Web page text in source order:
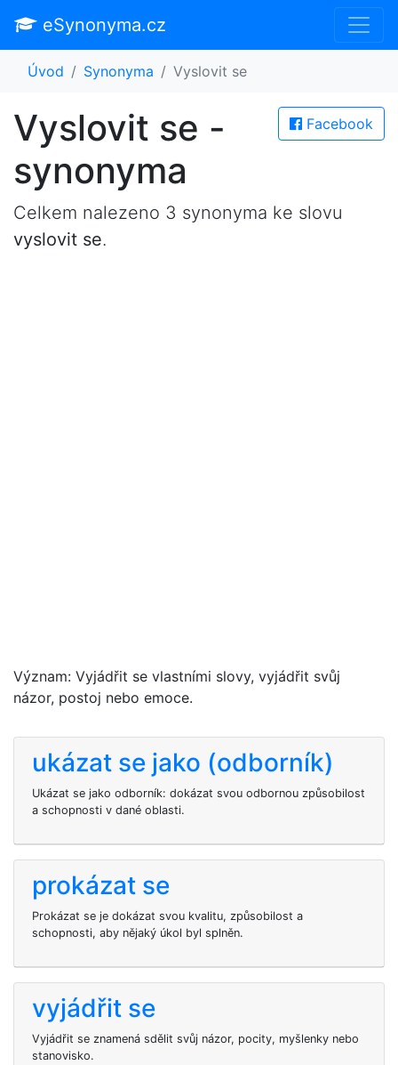
eSynonyma.cz
Úvod Synonyma Vyslovit se
Facebook
Vyslovit se -
synonyma
Celkem nalezeno 3 synonyma ke slovu
vyslovit se.
Význam: Vyjádřit se vlastními slovy, vyjádřit svůj
názor, postoj nebo emoce.
ukázat se jako (odborník)
Ukázat se jako odborník: dokázat svou odbornou způsobilost
a schopnosti v dané oblasti.
prokázat se
Prokázat se je dokázat svou kvalitu, způsobilost a
schopnosti, aby nějaký úkol byl splněn.
vyjádřit se
Vyjádřit se znamená sdělit svůj názor, pocity, myšlenky nebo
stanovisko.